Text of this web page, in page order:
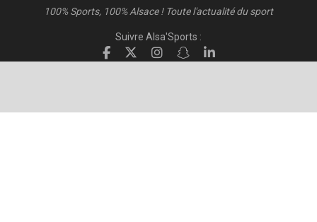
100% Sports, 100% Alsace ! Toute l'actualité du sport
Suivre Alsa'Sports :